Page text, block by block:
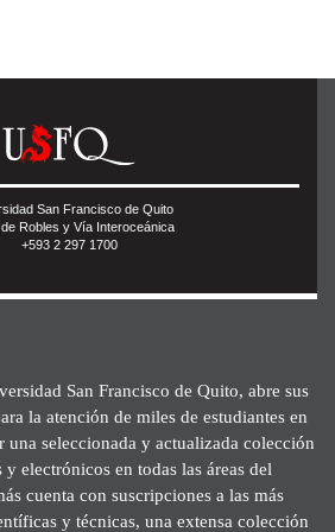
San Francisco de Quito
de Robles y Vía Interoceánica
+593 2 297 1700
San Francisco de Quito, abre sus
la atención de miles de estudiantes en
una seleccionada y actualizada colección
electrónicos en todas las áreas del
cuenta con suscripciones a las más
y técnicas, una extensa colección